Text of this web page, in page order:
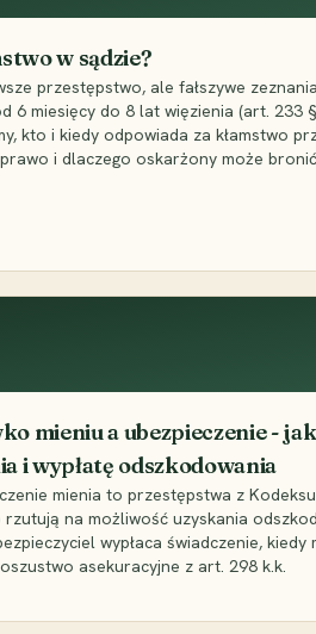
w sądzie?
przestępstwo, ale fałszywe zeznania
6 miesięcy do 8 lat więzienia (art. 233
kto i kiedy odpowiada za kłamstwo
i dlaczego oskarżony może
mieniu a ubezpieczenie - jak
i wypłatę odszkodowania
mienia to przestępstwa z Kodeksu
na możliwość uzyskania
wypłaca świadczenie, kiedy
asekuracyjne z art. 298 k.k.